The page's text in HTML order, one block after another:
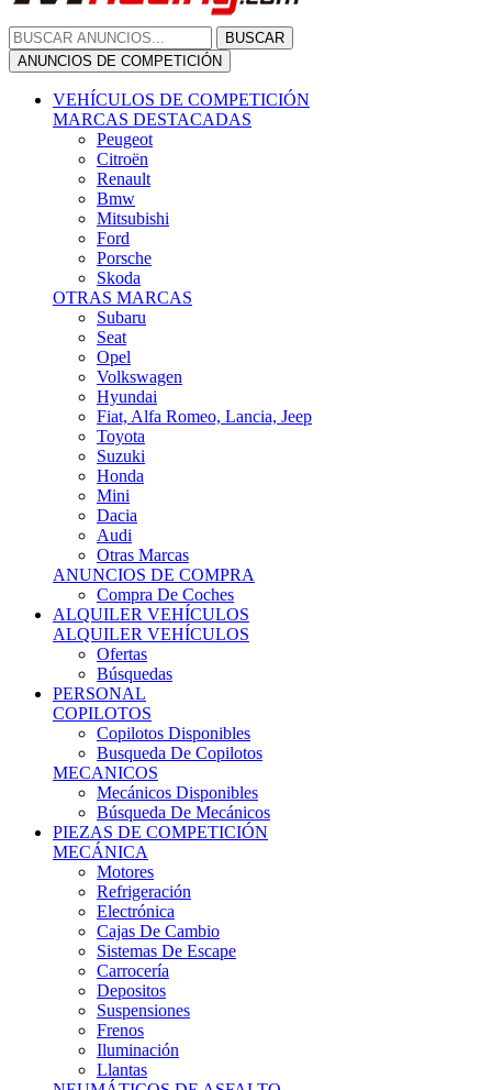
BUSCAR
ANUNCIOS DE COMPETICIÓN
VEHÍCULOS DE COMPETICIÓN
MARCAS DESTACADAS
Peugeot
Citroën
Renault
Bmw
Mitsubishi
Ford
Porsche
Skoda
OTRAS MARCAS
Subaru
Seat
Opel
Volkswagen
Hyundai
Fiat, Alfa Romeo, Lancia, Jeep
Toyota
Suzuki
Honda
Mini
Dacia
Audi
Otras Marcas
ANUNCIOS DE COMPRA
Compra De Coches
ALQUILER VEHÍCULOS
ALQUILER VEHÍCULOS
Ofertas
Búsquedas
PERSONAL
COPILOTOS
Copilotos Disponibles
Busqueda De Copilotos
MECANICOS
Mecánicos Disponibles
Búsqueda De Mecánicos
PIEZAS DE COMPETICIÓN
MECÁNICA
Motores
Refrigeración
Electrónica
Cajas De Cambio
Sistemas De Escape
Carrocería
Depositos
Suspensiones
Frenos
Iluminación
Llantas